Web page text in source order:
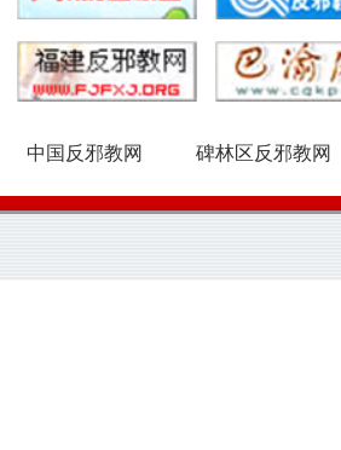
中国反邪教网 碑林区反邪教网